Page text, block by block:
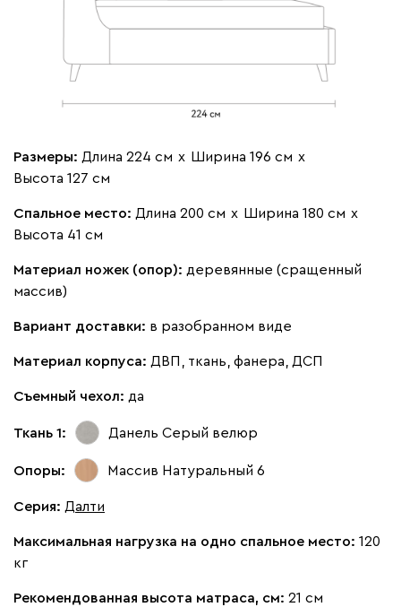
Виридис Клэй Мустард Оранж
Альтеа 3242
Дарте
Графит
Размеры: Длина 224 см х Ширина 196 см х
Высота 127 см
Спальное место: Длина 200 см х Ширина 180 см х
Высота 41 см
Материал ножек (опор): деревянные (сращенный
массив)
Вариант доставки: в разобранном виде
Материал корпуса: ДВП, ткань, фанера, ДСП
Съемный чехол: да
Ткань 1: Данель Серый велюр
Опоры: Массив Натуральный 6
Серия: Далти
Максимальная нагрузка на одно спальное место: 120
кг
Рекомендованная высота матраса, см: 21 см